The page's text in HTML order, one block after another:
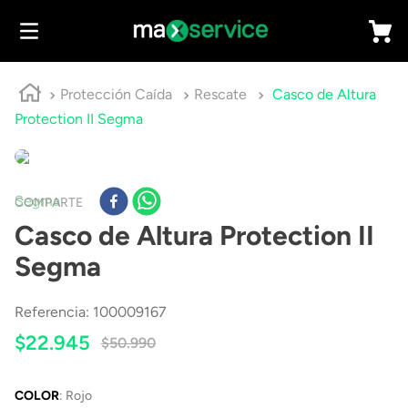
Protección Caída Rescate
Casco de Altura
Protection II Segma
COMPARTE
Segma
Casco de Altura Protection II
Segma
Referencia: 100009167
$22.945 $50.990
COLOR: Rojo